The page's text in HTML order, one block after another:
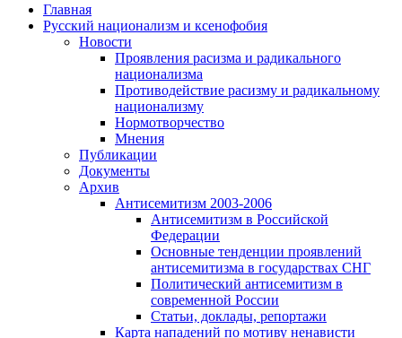
Главная
Русский национализм и ксенофобия
Новости
Проявления расизма и радикального
национализма
Противодействие расизму и радикальному
национализму
Нормотворчество
Мнения
Публикации
Документы
Архив
Антисемитизм 2003-2006
Антисемитизм в Российской
Федерации
Основные тенденции проявлений
антисемитизма в государствах СНГ
Политический антисемитизм в
современной России
Статьи, доклады, репортажи
Карта нападений по мотиву ненависти